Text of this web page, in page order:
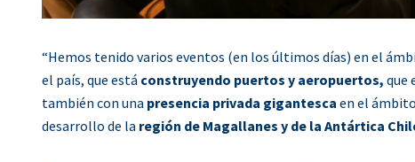
“Hemos tenido varios eventos (en los últimos días) en el
el país, que está construyendo puertos y aeropuertos, que
también con una presencia privada gigantesca en el
desarrollo de la región de Magallanes y de la Antártica